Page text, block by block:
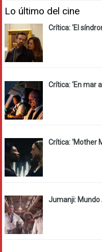
Lo último del cine
Crítica: ‘El
Crítica: ‘En mar
Crítica: ‘Mother
Jumanji: Mundo